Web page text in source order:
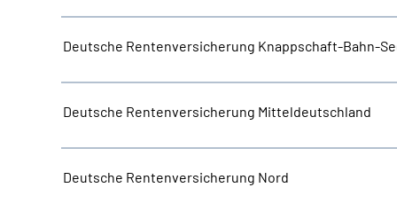
Deutsche Rentenversicherung Knappschaft-Bahn-
Deutsche Rentenversicherung Mitteldeutschland
Deutsche Rentenversicherung Nord